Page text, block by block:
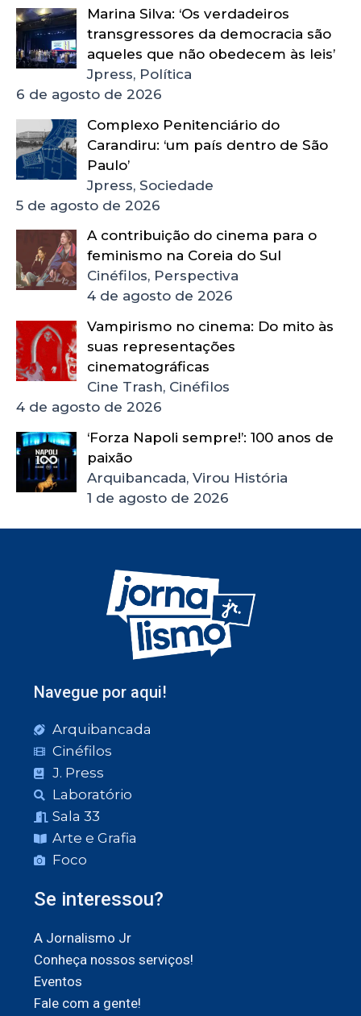
Marina Silva: ‘Os verdadeiros
transgressores da democracia são
aqueles que não obedecem às leis’
Jpress, Política
6 de agosto de 2026
Complexo Penitenciário do
Carandiru: ‘um país dentro de São
Paulo’
Jpress, Sociedade
5 de agosto de 2026
A contribuição do cinema para o
feminismo na Coreia do Sul
Cinéfilos, Perspectiva
4 de agosto de 2026
Vampirismo no cinema: Do mito às
suas representações
cinematográficas
Cine Trash, Cinéfilos
4 de agosto de 2026
‘Forza Napoli sempre!’: 100 anos de
paixão
Arquibancada, Virou História
1 de agosto de 2026
Navegue por aqui!
Arquibancada
Cinéfilos
J. Press
Laboratório
Sala 33
Arte e Grafia
Foco
Se interessou?
A Jornalismo Jr
Conheça nossos serviços!
Eventos
Fale com a gente!